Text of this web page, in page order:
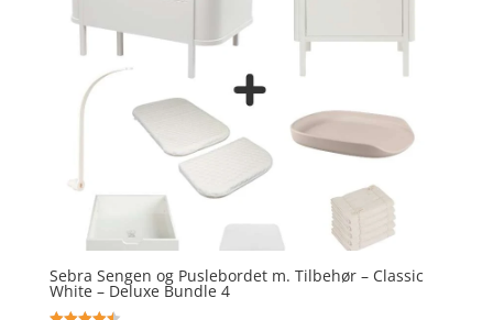
Sebra Sengen og Puslebordet m. Tilbehør – Classic
White – Deluxe Bundle 4